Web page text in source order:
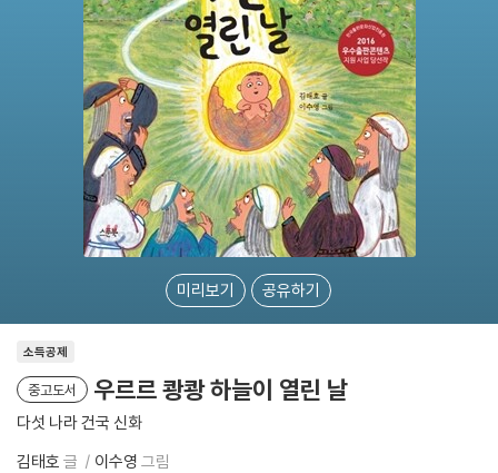
미리보기 공유하기
소득공제
중고도서 우르르 쾅쾅 하늘이 열린 날
다섯 나라 건국 신화
김태호 글 이수영 그림